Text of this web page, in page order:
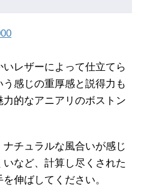
レザーによって仕立てら
感じの重厚感と説得力も
的なアニアリのボストン
チュラルな風合いが感じ
など、計算し尽くされた
伸ばしてください。